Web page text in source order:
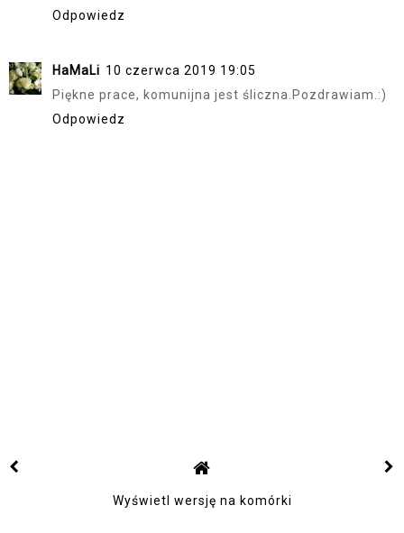
Odpowiedz
HaMaLi 10 czerwca 2019 19:05
Piękne prace, komunijna jest śliczna.Pozdrawiam.:)
Odpowiedz
Wyświetl wersję na komórki